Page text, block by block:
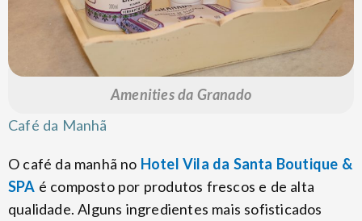
Amenities da Granado
Café da Manhã
O café da manhã no Hotel Vila da Santa Boutique &
SPA é composto por produtos frescos e de alta
qualidade. Alguns ingredientes mais sofisticados